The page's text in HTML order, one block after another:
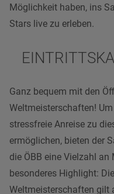
Möglichkeit haben, ins
Stars live zu erleben.
Ganz bequem mit den
Weltmeisterschaften!
stressfreie Anreise zu
ermöglichen, bieten der
die ÖBB eine Vielzahl
besonderes Highlight:
Weltmeisterschaften gilt